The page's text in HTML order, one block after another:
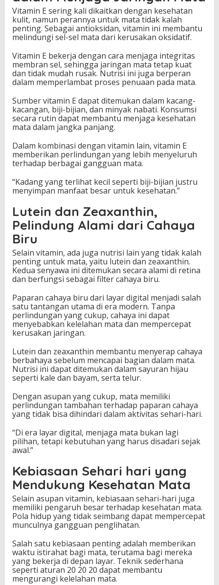
Vitamin E sering kali dikaitkan dengan kesehatan
kulit, namun perannya untuk mata tidak kalah
penting. Sebagai antioksidan, vitamin ini membantu
melindungi sel-sel mata dari kerusakan oksidatif.
Vitamin E bekerja dengan cara menjaga integritas
membran sel, sehingga jaringan mata tetap kuat
dan tidak mudah rusak. Nutrisi ini juga berperan
dalam memperlambat proses penuaan pada mata.
Sumber vitamin E dapat ditemukan dalam kacang-
kacangan, biji-bijian, dan minyak nabati. Konsumsi
secara rutin dapat membantu menjaga kesehatan
mata dalam jangka panjang.
Dalam kombinasi dengan vitamin lain, vitamin E
memberikan perlindungan yang lebih menyeluruh
terhadap berbagai gangguan mata.
“Kadang yang terlihat kecil seperti biji-bijian justru
menyimpan manfaat besar untuk kesehatan.”
Lutein dan Zeaxanthin,
Pelindung Alami dari Cahaya
Biru
Selain vitamin, ada juga nutrisi lain yang tidak kalah
penting untuk mata, yaitu lutein dan zeaxanthin.
Kedua senyawa ini ditemukan secara alami di retina
dan berfungsi sebagai filter cahaya biru.
Paparan cahaya biru dari layar digital menjadi salah
satu tantangan utama di era modern. Tanpa
perlindungan yang cukup, cahaya ini dapat
menyebabkan kelelahan mata dan mempercepat
kerusakan jaringan.
Lutein dan zeaxanthin membantu menyerap cahaya
berbahaya sebelum mencapai bagian dalam mata.
Nutrisi ini dapat ditemukan dalam sayuran hijau
seperti kale dan bayam, serta telur.
Dengan asupan yang cukup, mata memiliki
perlindungan tambahan terhadap paparan cahaya
yang tidak bisa dihindari dalam aktivitas sehari-hari.
“Di era layar digital, menjaga mata bukan lagi
pilihan, tetapi kebutuhan yang harus disadari sejak
awal.”
Kebiasaan Sehari hari yang
Mendukung Kesehatan Mata
Selain asupan vitamin, kebiasaan sehari-hari juga
memiliki pengaruh besar terhadap kesehatan mata.
Pola hidup yang tidak seimbang dapat mempercepat
munculnya gangguan penglihatan.
Salah satu kebiasaan penting adalah memberikan
waktu istirahat bagi mata, terutama bagi mereka
yang bekerja di depan layar. Teknik sederhana
seperti aturan 20 20 20 dapat membantu
mengurangi kelelahan mata.